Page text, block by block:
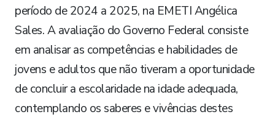
período de 2024 a 2025, na EMETI Angélica
Sales. A avaliação do Governo Federal consiste
em analisar as competências e habilidades de
jovens e adultos que não tiveram a oportunidade
de concluir a escolaridade na idade adequada,
contemplando os saberes e vivências destes